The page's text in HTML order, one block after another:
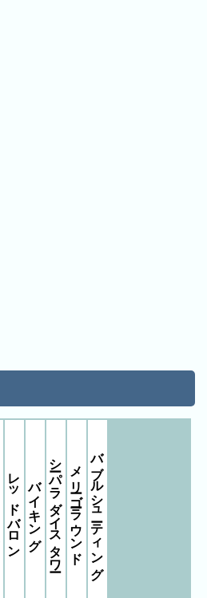
11:25
11:25
11:25
11:25
11:25
11:25
11:25
レッドバロンバイキングシーパラダイスタワーメリーゴーラウンドバブルシューティング